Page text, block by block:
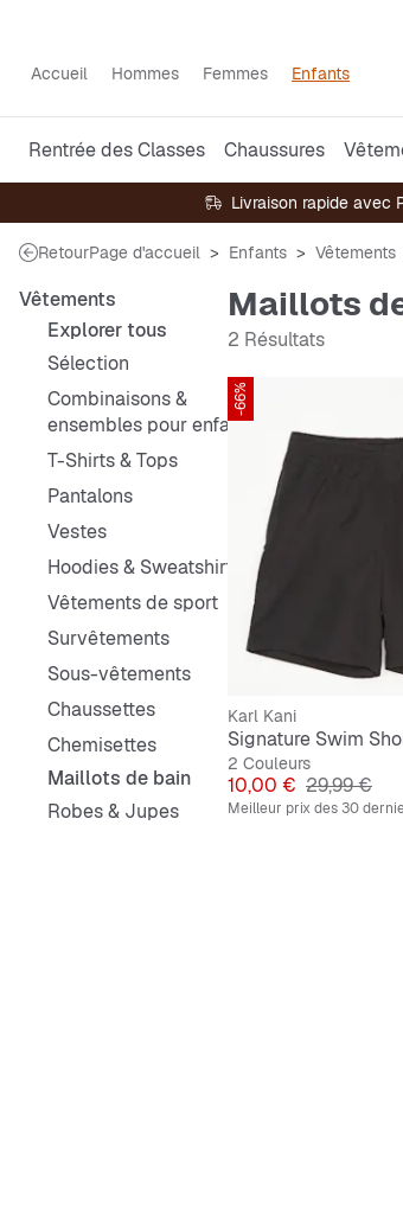
Accueil Hommes Femmes Enfants
Rentrée des Classes Chaussures
Livraison rapide avec
RetourPage d'accueil Enfants Vêtements
Vêtements
Explorer tous
Sélection
Combinaisons &
ensembles pour enfants
T-Shirts & Tops
Pantalons
Vestes
Hoodies & Sweatshirts
Vêtements de sport
Survêtements
Sous-vêtements
Chaussettes
Chemisettes
Maillots de bain
Robes & Jupes
Maillots
2 Résultats
-66%
Karl Kani
Signature Swim
2 Couleurs
Prix
10,00 € Prix original
29,99 €
Meilleur prix des 30